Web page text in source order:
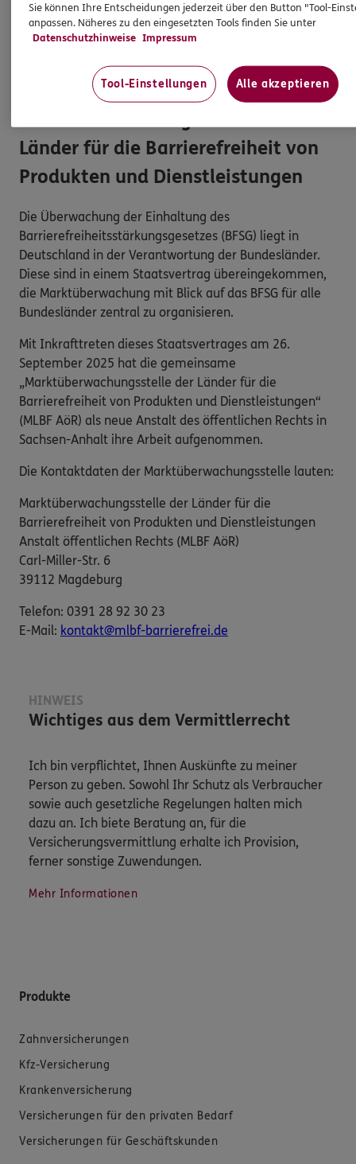
Bitte senden Sie an diese E-Mail-Adresse nur
Anmerkungen zum Thema „Barrierefreiheit“und
keine Daten oder Informationen zu Ihrem
persönlichen Versicherungsschutz.
Länder für die Barrierefreiheit von
Produkten und Dienstleistungen
Die Überwachung der Einhaltung des
Barrierefreiheitsstärkungsgesetzes (BFSG) liegt in
Deutschland in der Verantwortung der Bundesländer.
Diese sind in einem Staatsvertrag übereingekommen,
die Marktüberwachung mit Blick auf das BFSG für alle
Bundesländer zentral zu organisieren.
Mit Inkrafttreten dieses Staatsvertrages am 26.
September 2025 hat die gemeinsame
„Marktüberwachungsstelle der Länder für die
Barrierefreiheit von Produkten und Dienstleistungen“
(MLBF AöR) als neue Anstalt des öffentlichen Rechts in
Sachsen-Anhalt ihre Arbeit aufgenommen.
Die Kontaktdaten der Marktüberwachungsstelle lauten:
Marktüberwachungsstelle der Länder für die
Barrierefreiheit von Produkten und Dienstleistungen
Anstalt öffentlichen Rechts (MLBF AöR)
Carl-Miller-Str. 6
39112 Magdeburg
Telefon: 0391 28 92 30 23
E-​Mail: kontakt@mlbf-barrierefrei.de
HINWEIS
Wichtiges aus dem Vermittlerrecht
Ich bin verpflichtet, Ihnen Auskünfte zu meiner
Person zu geben. Sowohl Ihr Schutz als Verbraucher
sowie auch gesetzliche Regelungen halten mich
dazu an. Ich biete Beratung an, für die
Versicherungsvermittlung erhalte ich Provision,
ferner sonstige Zuwendungen.
Mehr Informationen
Produkte
Zahnversicherungen
Kfz-Versicherung
Krankenversicherung
Versicherungen für den privaten Bedarf
Versicherungen für Geschäftskunden
Sie können Ihre Entscheidungen jederzeit über den Button "Tool-
anpassen. Näheres zu den eingesetzten Tools finden Sie unter
Datenschutzhinweise Impressum
Tool-Einstellungen Alle akzeptieren